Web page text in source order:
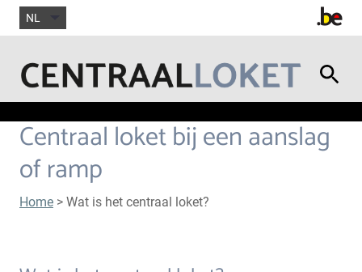
NL
Centraal loket bij een aanslag
of ramp
Home > Wat is het centraal loket?